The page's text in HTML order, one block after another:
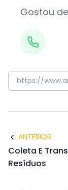
Gostou
ANTERIOR
Coleta E
Resíduos